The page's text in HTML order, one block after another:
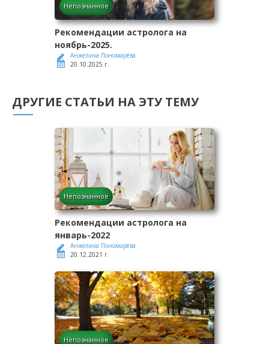
Непознанное
Рекомендации астролога на
ноябрь-2025.
Анжелика Пономарёва
20.10.2025 г.
ДРУГИЕ СТАТЬИ НА ЭТУ ТЕМУ
Непознанное
Рекомендации астролога на
январь-2022
Анжелика Пономарёва
20.12.2021 г.
Непознанное